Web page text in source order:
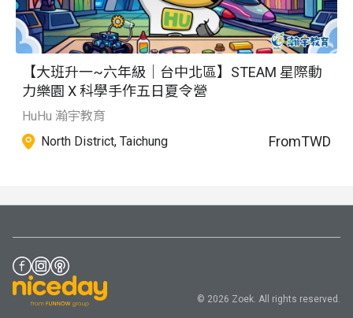
【大班升一~六年級｜台中北區】STEAM 星際動
力樂園 X 科學手作五日夏令營
HuHu 瀚宇教育
North District, Taichung
FromTWD
© 2026 Zoek. All rights reserved.